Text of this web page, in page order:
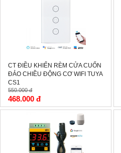
CT ĐIỀU KHIỂN RÈM CỬA CUỐN
ĐẢO CHIỀU ĐỘNG CƠ WIFI TUYA
CS1
550.000 đ
468.000 đ